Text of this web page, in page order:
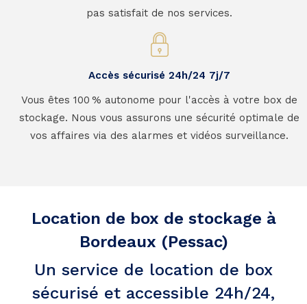
pas satisfait de nos services.
Accès sécurisé 24h/24 7j/7
Vous êtes 100 % autonome pour l'accès à votre box de
stockage. Nous vous assurons une sécurité optimale de
vos affaires via des alarmes et vidéos surveillance.
Location de box de stockage à
Bordeaux (Pessac)
Un service de location de box
sécurisé et accessible 24h/24,